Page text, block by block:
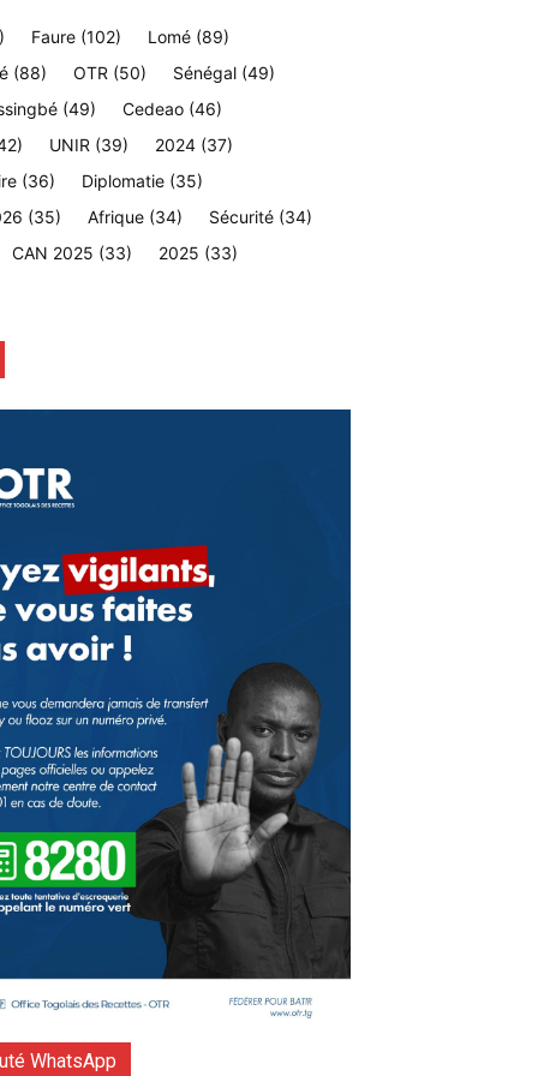
Faure (102) Lomé (89)
(88) OTR (50) Sénégal (49)
(49) Cedeao (46)
UNIR (39) 2024 (37)
(36) Diplomatie (35)
(35) Afrique (34) Sécurité (34)
CAN 2025 (33) 2025 (33)
WhatsApp